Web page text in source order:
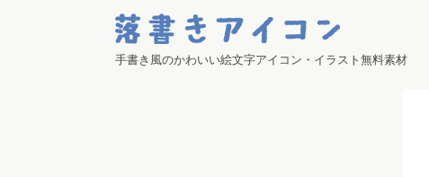
手書き風のかわいい絵文字アイコン・イラスト無料素材